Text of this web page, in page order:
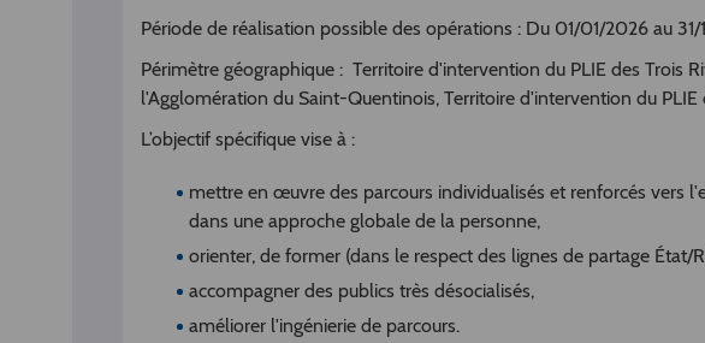
Période de réalisation possible des opérations : Du 01/01/2026 au 31/
Périmètre géographique : Territoire d'intervention du PLIE des Trois
l'Agglomération du Saint-Quentinois, Territoire d'intervention du PLIE
L’objectif spécifique vise à :
mettre en œuvre des parcours individualisés et renforcés vers
dans une approche globale de la personne,
orienter, de former (dans le respect des lignes de partage État/
accompagner des publics très désocialisés,
améliorer l'ingénierie de parcours.